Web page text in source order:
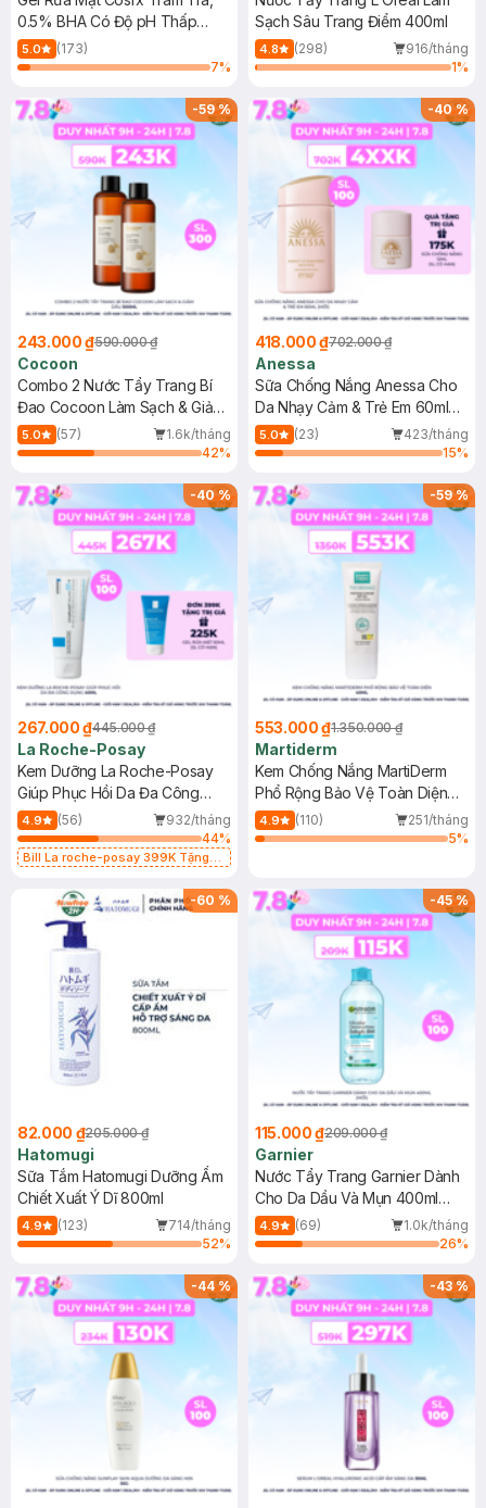
0.5% BHA Có Độ pH Thấp
150ml
5.0
(173)
7%
Sạch Sâu Trang Điểm 400ml
4.8 (298)
916/tháng
1%
-59%
243.000 ₫590.000 ₫
Cocoon
Combo 2 Nước Tẩy Trang Bí
Đao Cocoon Làm Sạch & Giảm
Dầu 500ml
5.0 (57)
1.6k/tháng
42%
-40%
418.000 ₫702.000 ₫
Anessa
Sữa Chống Nắng Anessa Cho
Da Nhạy Cảm & Trẻ Em 60ml
(Mới)
5.0 (23)
423/tháng
15%
-40%
267.000 ₫445.000 ₫
La Roche-Posay
Kem Dưỡng La Roche-Posay
Giúp Phục Hồi Da Đa Công
Dụng 40ml
4.9 (56)
932/tháng
44%
Bill La roche-posay 399K Tặng
(SL có hạn)
-59%
553.000 ₫1.350.000 ₫
Martiderm
Kem Chống Nắng MartiDerm
Phổ Rộng Bảo Vệ Toàn Diện
40ml
4.9 (110)
251/tháng
5%
-60 %
82.000 ₫205.000 ₫
Hatomugi
Sữa Tắm Hatomugi Dưỡng Ẩm
Chiết Xuất Ý Dĩ 800ml
4.9 (123)
714/tháng
52%
-45%
115.000 ₫209.000 ₫
Garnier
Nước Tẩy Trang Garnier Dành
Cho Da Dầu Và Mụn 400ml
(Mới)
4.9 (69)
1.0k/tháng
26%
-44% -43%